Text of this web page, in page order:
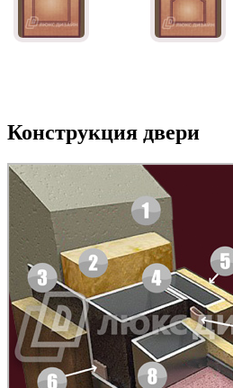
Д-33 Д-35 Н
C49 C50
Конструкция двери